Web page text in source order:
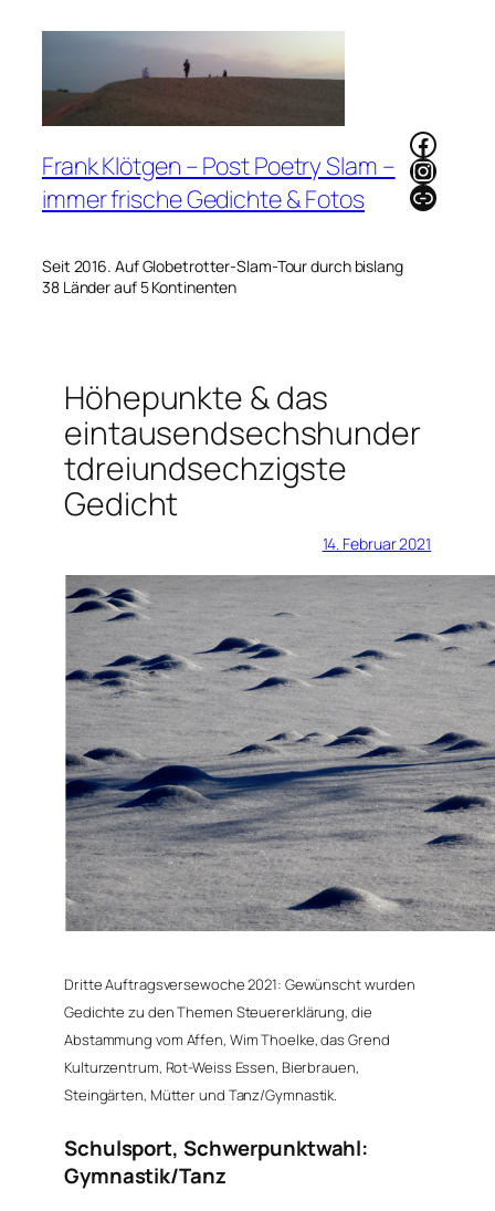
Frank Klötgen – Post Poetry Slam –
immer frische Gedichte & Fotos
Seit 2016. Auf Globetrotter-Slam-Tour durch bislang
38 Länder auf 5 Kontinenten
Link
Höhepunkte & das
eintausendsechshunder
tdreiundsechzigste
Gedicht
14. Februar 2021
Dritte Auftragsversewoche 2021: Gewünscht wurden
Gedichte zu den Themen Steuererklärung, die
Abstammung vom Affen, Wim Thoelke, das Grend
Kulturzentrum, Rot-Weiss Essen, Bierbrauen,
Steingärten, Mütter und Tanz/Gymnastik.
Schulsport, Schwerpunktwahl:
Gymnastik/Tanz